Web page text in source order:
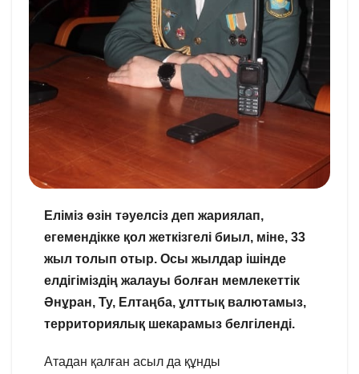
Еліміз өзін тәуелсіз деп жариялап,
егемендікке қол жеткізгелі биыл, міне, 33
жыл толып отыр. Осы жылдар ішінде
елдігіміздің жалауы болған мемлекеттік
Әнұран, Ту, Елтаңба, ұлттық валютамыз,
территориялық шекарамыз белгіленді.
Атадан қалған асыл да құнды